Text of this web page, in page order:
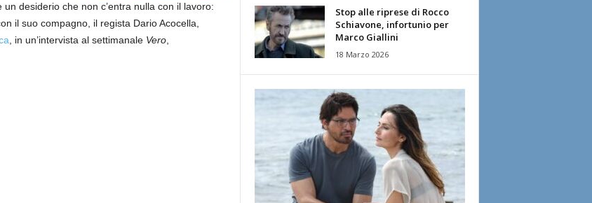
desiderio che non c’entra nulla con il lavoro:
il suo compagno, il regista Dario Acocella,
, in un’intervista al settimanale Vero,
Stop alle riprese di Rocco
Schiavone, infortunio per
Marco Giallini
18 Marzo 2026